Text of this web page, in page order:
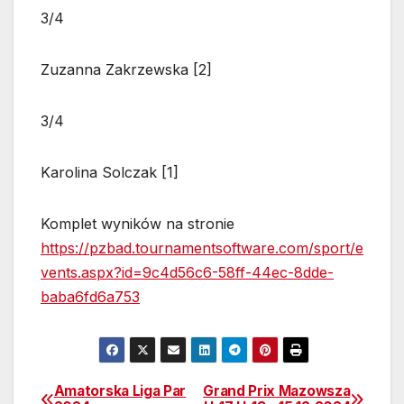
3/4
Zuzanna Zakrzewska [2]
3/4
Karolina Solczak [1]
Komplet wyników na stronie
https://pzbad.tournamentsoftware.com/sport/e
vents.aspx?id=9c4d56c6-58ff-44ec-8dde-
baba6fd6a753
Grand Prix Mazowsza
Amatorska Liga Par